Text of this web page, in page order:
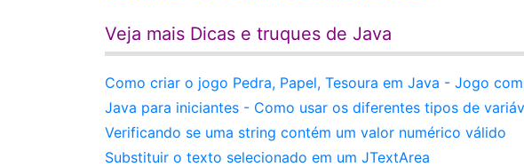
Veja mais Dicas e truques de Java
Como criar o jogo Pedra, Papel, Tesoura em Java - Jogo
Java para iniciantes - Como usar os diferentes tipos de
Verificando se uma string contém um valor numérico válido
Substituir o texto selecionado em um JTextArea